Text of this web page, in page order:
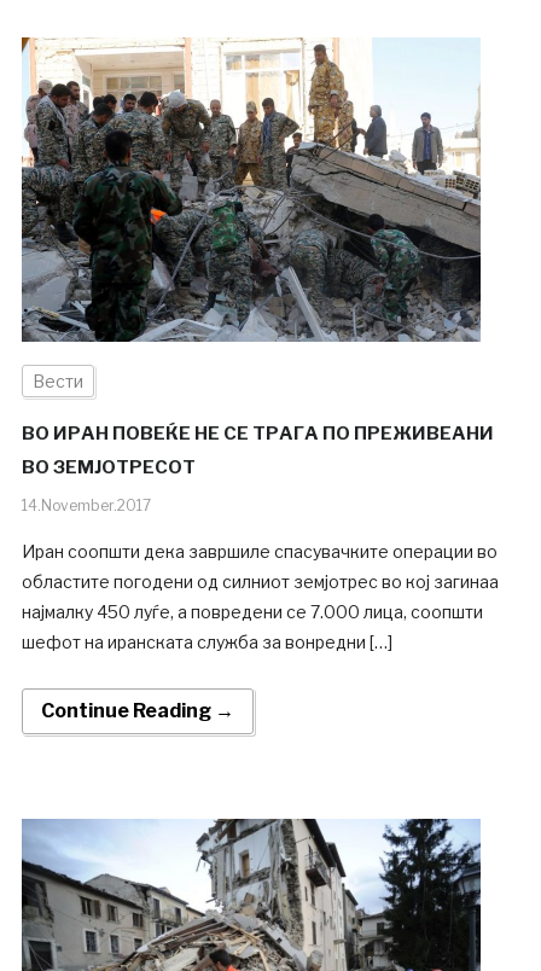
Вести
ВО ИРАН ПОВЕЌЕ НЕ СЕ ТРАГА ПО ПРЕЖИВЕАНИ
ВО ЗЕМЈОТРЕСОТ
14.November.2017
Иран соопшти дека завршиле спасувачките операции во
областите погодени од силниот земјотрес во кој загинаа
најмалку 450 луѓе, а повредени се 7.000 лица, соопшти
шефот на иранската служба за вонредни […]
Continue Reading →